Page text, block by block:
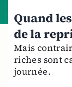
Quand
de la
Mais
riches sont
journée.